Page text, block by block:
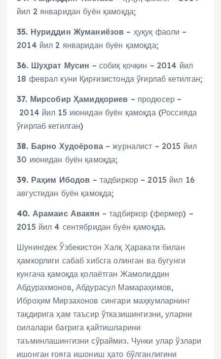
йил 2 январидан буён қамоқда;
35. Нуриддин Жуманиёзов – ҳуқуқ фаоли –
2014 йил 2 январидан буён қамоқда;
36. Шуҳрат Мусин – собиқ қочқин – 2014 йил
18 феврал куни Қирғизистонда ўғирлаб кетилган;
37. Мирсобир Ҳамидқориев – продюсер –
2014 йил 15 июнидан буён қамоқда (Россияда
ўғирлаб кетилган)
38. Барно Худоёрова– журналист – 2015 йил
30 июнидан буён қамоқда;
39. Раҳим Ибодов – тадбиркор – 2015 йил 16
августидан буён қамоқда;
40. Арамаис Авакян – тадбиркор (фермер) –
2015 йил 4 сентябридан буён қамоқда.
Шунингдек Ўзбекистон Халқ Ҳаракати билан
ҳамкорлиги сабаб хибсга олинган ва бугунги
кунгача қамоқда қолаётган Жамолиддин
Абдурахмонов, Абдурасул Мамараҳимов,
Иброҳим Мирзахонов сингари маҳкумларнинг
тақдирига ҳам таъсир ўтказишингизни, уларни
оилалари бағрига қайтишларини
таъминлашингизни сўраймиз. Чунки улар ўзлари
ишонган ғояга ишониш ҳато бўлганлигини